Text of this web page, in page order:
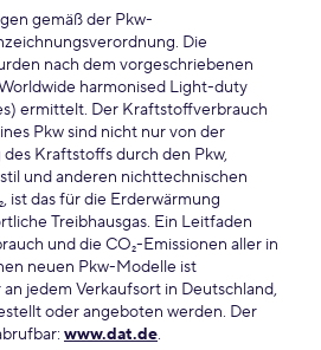
gemäß der Pkw-
Die
nach dem vorgeschriebenen
harmonised Light-duty
ermittelt. Der Kraftstoffverbrauch
Pkw sind nicht nur von der
Kraftstoffs durch den Pkw,
und anderen nichttechnischen
ist das für die Erderwärmung
Treibhausgas. Ein Leitfaden
und die CO₂-Emissionen aller in
neuen Pkw-Modelle ist
jedem Verkaufsort in Deutschland,
oder angeboten werden. Der
www.dat.de.